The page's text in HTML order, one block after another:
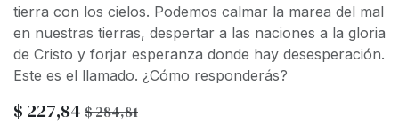
tierra con los cielos. Podemos calmar la marea del mal
en nuestras tierras, despertar a las naciones a la gloria
de Cristo y forjar esperanza donde hay desesperación.
Este es el llamado. ¿Cómo responderás?
$ 227,84 $284,81